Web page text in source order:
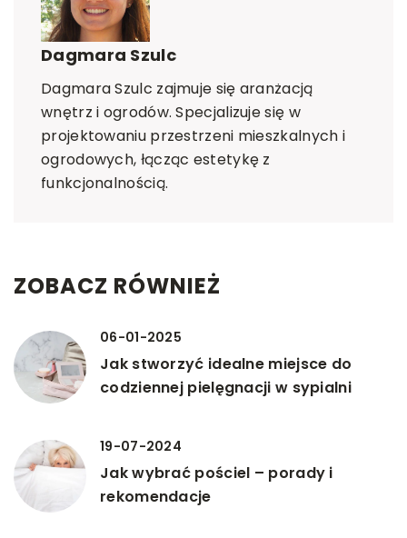
Dagmara Szulc
Dagmara Szulc zajmuje się aranżacją
wnętrz i ogrodów. Specjalizuje się w
projektowaniu przestrzeni mieszkalnych i
ogrodowych, łącząc estetykę z
funkcjonalnością.
ZOBACZ RÓWNIEŻ
06-01-2025
Jak stworzyć idealne miejsce do
codziennej pielęgnacji w sypialni
19-07-2024
Jak wybrać pościel – porady i
rekomendacje